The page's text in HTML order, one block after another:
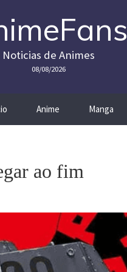
Noticias de Animes
08/08/2026
Anime Manga
ao fim